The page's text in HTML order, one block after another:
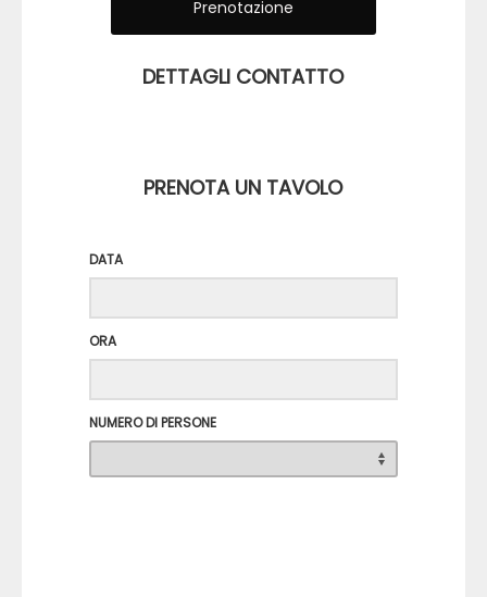
Prenotazione
DETTAGLI CONTATTO
PRENOTA UN TAVOLO
DATA
ORA
NUMERO DI PERSONE